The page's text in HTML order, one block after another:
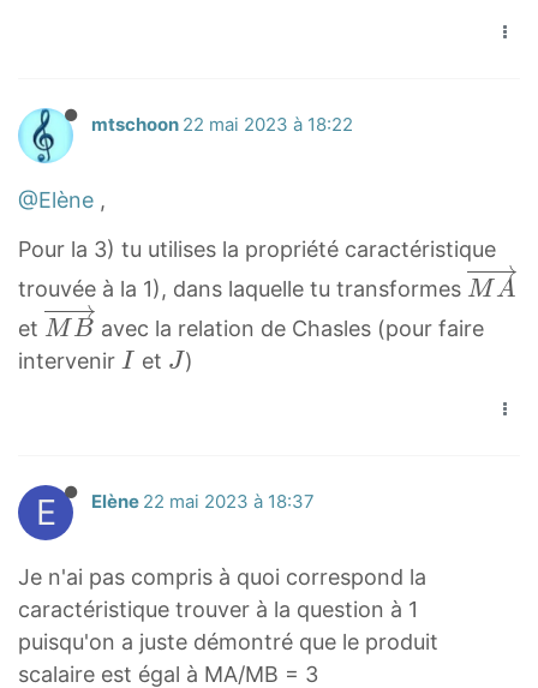
=
e
r
r
i
r
o
w
{
0
mtschoon 22 mai 2023 à 18:22
@Elène ,
Pour la 3) tu utilises la propriété caractéristique
trouvée à la 1), dans laquelle tu transformes M
→
MA
et M
B
e
r
r
i
g
h
MB avec la relation de Chasles (pour faire
intervenir I
I et J
J)
E Elène 22 mai 2023 à 18:37
Je n'ai pas compris à quoi correspond la
caractéristique trouver à la question à 1
puisqu'on a juste démontré que le produit
scalaire est égal à MA/MB = 3